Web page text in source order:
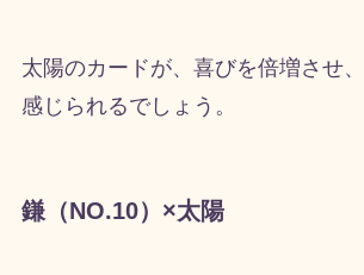
太陽のカードが、喜びを倍増させ
感じられるでしょう。
鎌（NO.10）×太陽